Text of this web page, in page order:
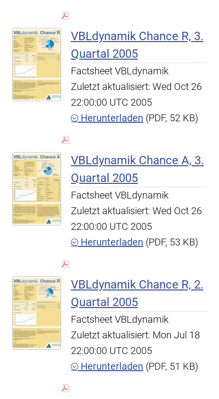
VBLdynamik Chance R, 3.
Quartal 2005
Factsheet VBLdynamik
Zuletzt aktualisiert: Wed Oct 26
22:00:00 UTC 2005
Herunterladen (PDF, 52 KB)
VBLdynamik Chance A, 3.
Quartal 2005
Factsheet VBLdynamik
Zuletzt aktualisiert: Wed Oct 26
22:00:00 UTC 2005
Herunterladen (PDF, 53 KB)
VBLdynamik Chance R, 2.
Quartal 2005
Factsheet VBLdynamik
Zuletzt aktualisiert: Mon Jul 18
22:00:00 UTC 2005
Herunterladen (PDF, 51 KB)